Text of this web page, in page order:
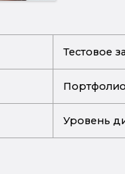
Тестовое
Уровень